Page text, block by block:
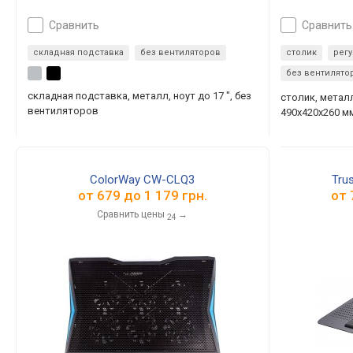
сравнить
складная подставка без вентиляторов
складная подставка, металл, ноут до 17 ", без
вентиляторов
сравнить
столик
без
столик,
490х420х260
ColorWay CW-CLQ3
от 679 до 1 179 грн.
Сравнить цены 24 →
от